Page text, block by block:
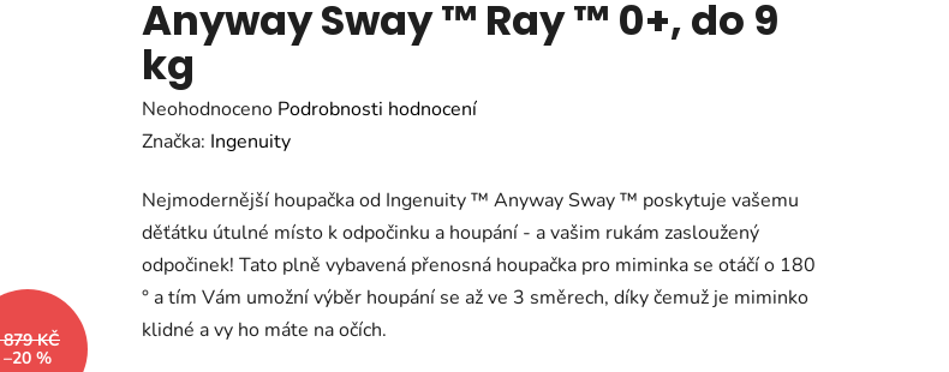
Anyway Sway ™ Ray ™ 0+, do 9
kg
Průměrné
hodnocení
je
0,0
z
5
hvězdiček.
Neohodnoceno Podrobnosti hodnocení
Značka: Ingenuity
Nejmodernější houpačka od Ingenuity ™ Anyway Sway ™ poskytuje vašemu
děťátku útulné místo k odpočinku a houpání - a vašim rukám zasloužený
odpočinek! Tato plně vybavená přenosná houpačka pro miminka se otáčí o 180
° a tím Vám umožní výběr houpání se až ve 3 směrech, díky čemuž je miminko
klidné a vy ho máte na očích.
KČ
–20 %